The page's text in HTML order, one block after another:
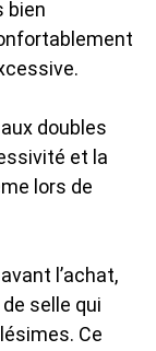
bien
doubles
et la
lors de
l’achat,
selle qui
Ce